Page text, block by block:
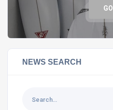
GO
NEWS SEARCH